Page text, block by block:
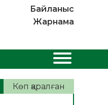
Байланыс
Жарнама
Көп қаралған